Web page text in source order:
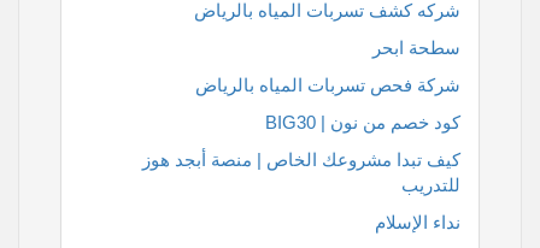
شركه كشف تسربات المياه بالرياض
سطحة ابحر
شركة فحص تسربات المياه بالرياض
كود خصم من نون | BIG30
كيف تبدا مشروعك الخاص | منصة أبجد هوز
للتدريب
نداء الإسلام